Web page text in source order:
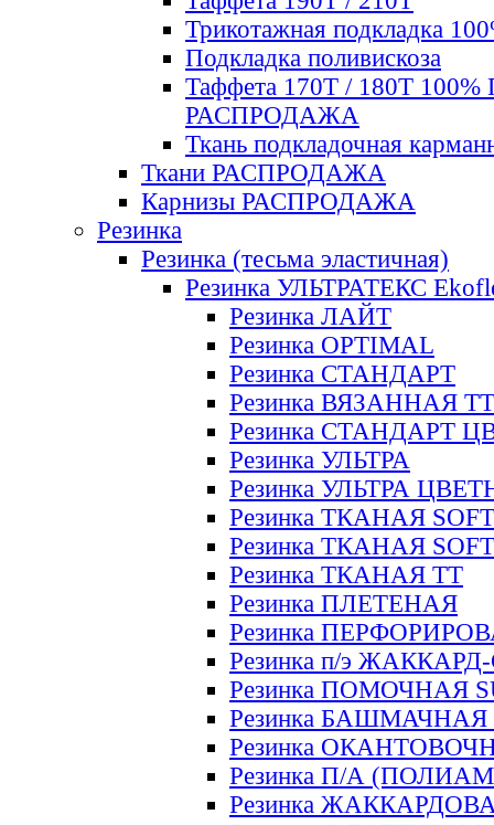
Трикотажная подкладка
Подкладка поливискоза
Таффета 170Т / 180Т 100%
РАСПРОДАЖА
Ткань подкладочная
Ткани РАСПРОДАЖА
Карнизы РАСПРОДАЖА
Резинка
Резинка (тесьма эластичная)
Резинка УЛЬТРАТЕКС
Резинка ЛАЙТ
Резинка OPTIMAL
Резинка СТАНДАРТ
Резинка ВЯЗАННАЯ ТТ
Резинка СТАНДАРТ
Резинка УЛЬТРА
Резинка УЛЬТРА
Резинка ТКАНАЯ SOFT
Резинка ТКАНАЯ
Резинка ТКАНАЯ ТТ
Резинка ПЛЕТЕНАЯ
Резинка
Резинка п/э
Резинка ПОМОЧНАЯ
Резинка БАШМАЧНАЯ
Резинка
Резинка П/А
Резинка